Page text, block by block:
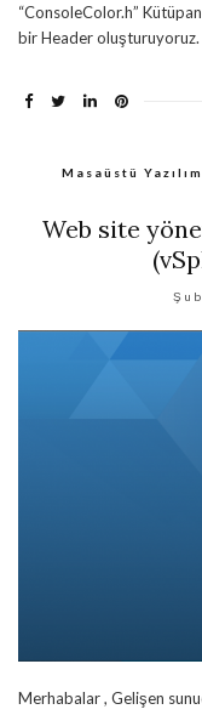
“ConsoleColor.h”
bir Header
Masaüstü Yazılım
Web site
Merhabalar , Gelişen